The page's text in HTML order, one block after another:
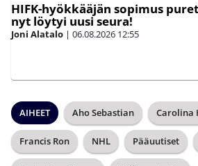
HIFK-hyökkääjän sopimus
nyt löytyi uusi seura!
Joni Alatalo | 06.08.2026 12:55
AIHEET Aho Sebastian Carolina
Francis Ron NHL Pääuutiset